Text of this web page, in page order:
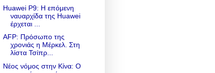
Huawei P9: Η επόμενη
ναυαρχίδα της Huawei
έρχεται ...
AFP: Πρόσωπο της
χρονιάς η Μέρκελ. Στη
λίστα Τσίπρ...
Νέος νόμος στην Κίνα: Ο